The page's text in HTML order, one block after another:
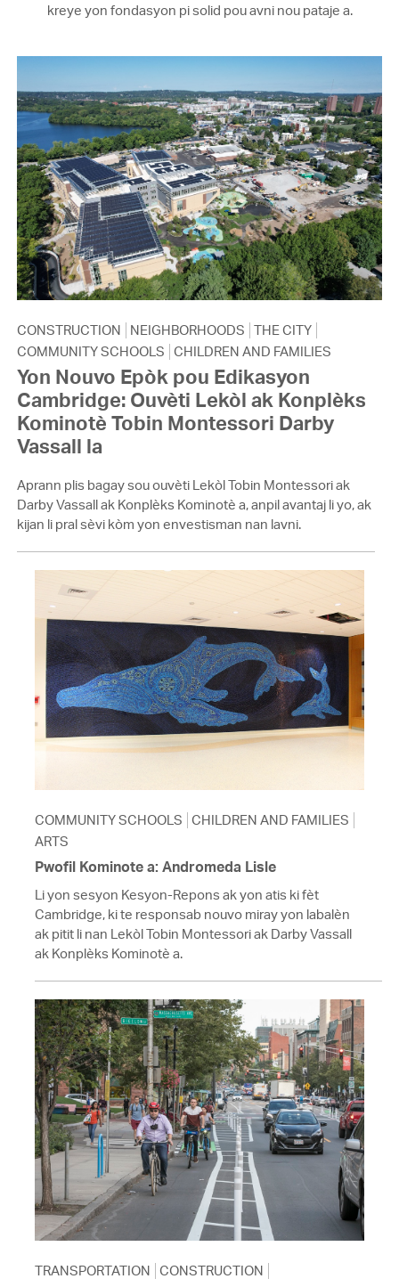
kreye yon fondasyon pi solid pou avni nou pataje a.
CONSTRUCTION NEIGHBORHOODS THE CITY
COMMUNITY SCHOOLS CHILDREN AND FAMILIES
Yon Nouvo Epòk pou Edikasyon
Cambridge: Ouvèti Lekòl ak Konplèks
Kominotè Tobin Montessori Darby
Vassall la
Aprann plis bagay sou ouvèti Lekòl Tobin Montessori ak
Darby Vassall ak Konplèks Kominotè a, anpil avantaj li yo, ak
kijan li pral sèvi kòm yon envestisman nan lavni.
COMMUNITY SCHOOLS CHILDREN AND FAMILIES
ARTS
Pwofil Kominote a: Andromeda Lisle
Li yon sesyon Kesyon-Repons ak yon atis ki fèt
Cambridge, ki te responsab nouvo miray yon labalèn
ak pitit li nan Lekòl Tobin Montessori ak Darby Vassall
ak Konplèks Kominotè a.
TRANSPORTATION CONSTRUCTION